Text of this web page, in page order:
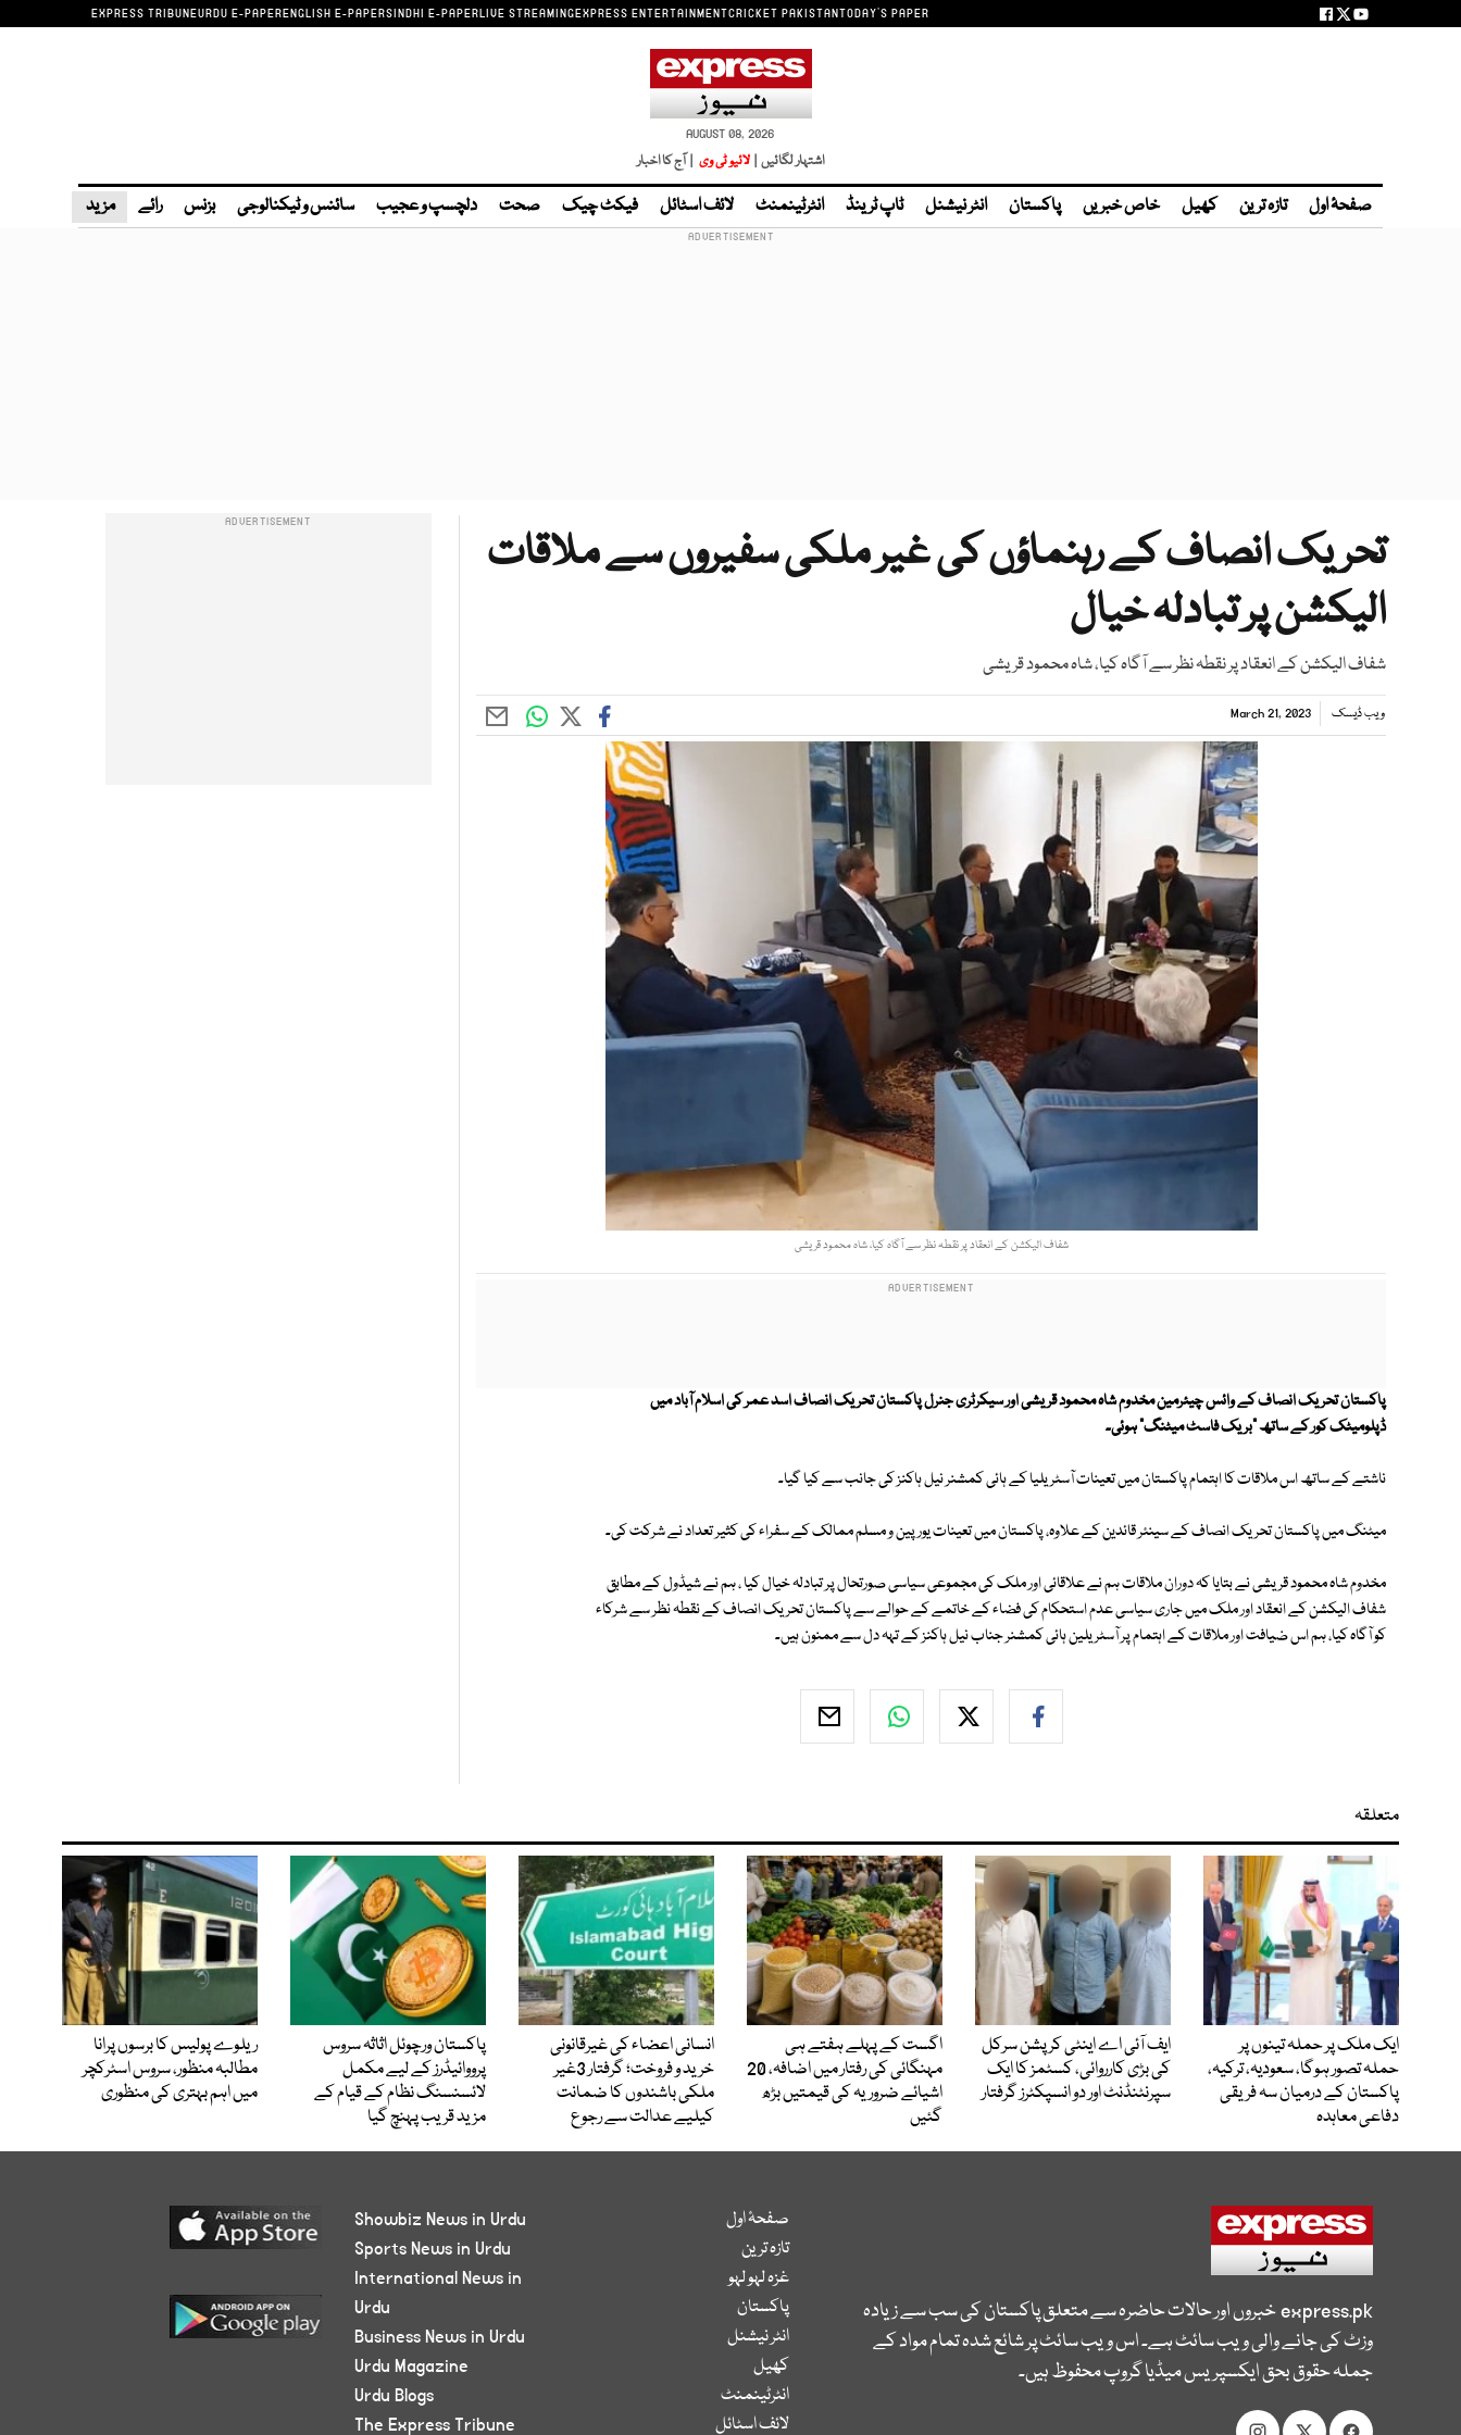
EXPRESS TRIBUNEURDU E-PAPERENGLISH E-PAPERSINDHI E-PAPERLIVE STREAMINGEXPRESS ENTERTAINMENTCRICKET PAKISTANTODAY'S PAPER
AUGUST 08, 2026
اشتہار لگائیں | لائیو ٹی وی | آج کا اخبار
صفحۂ اول تازہ ترین کھیل خاص خبریں پاکستان انٹر نیشنل ٹاپ ٹرینڈ انٹرٹینمنٹ لائف اسٹائل فیکٹ چیک صحت دلچسپ و عجیب سائنس و ٹیکنالوجی بزنس رائے مزید
تحریک انصاف کے رہنماؤں کی غیر ملکی سفیروں سے ملاقات
الیکشن پر تبادلہ خیال
شفاف الیکشن کے انعقاد پر نقطہ نظر سے آگاہ کیا، شاہ محمود قریشی
ویب ڈیسک March 21, 2023
شفاف الیکشن کے انعقاد پر نقطہ نظر سے آگاہ کیا، شاہ محمود قریشی
پاکستان تحریک انصاف کے وائس چیئرمین مخدوم شاہ محمود قریشی اور سیکرٹری جنرل پاکستان تحریک انصاف اسد عمر کی اسلام آباد میں
ڈپلومیٹک کور کے ساتھ "بریک فاسٹ میٹنگ" ہوئی۔
ناشتے کے ساتھ اس ملاقات کا اہتمام پاکستان میں تعینات آسٹریلیا کے ہائی کمشنر نیل ہاکنز کی جانب سے کیا گیا۔
میٹنگ میں پاکستان تحریک انصاف کے سینئر قائدین کے علاوہ، پاکستان میں تعینات یورپین و مسلم ممالک کے سفراء کی کثیر تعداد نے شرکت کی۔
مخدوم شاہ محمود قریشی نے بتایا کہ دوران ملاقات ہم نے علاقائی اور ملک کی مجموعی سیاسی صورتحال پر تبادلہ خیال کیا ، ہم نے شیڈول کے مطابق
شفاف الیکشن کے انعقاد اور ملک میں جاری سیاسی عدم استحکام کی فضاء کے خاتمے کے حوالے سے پاکستان تحریک انصاف کے نقطہ نظر سے شرکاء
کو آگاہ کیا، ہم اس ضیافت اور ملاقات کے اہتمام پر آسٹریلین ہائی کمشنر جناب نیل ہاکنز کے تہہ دل سے ممنون ہیں۔
متعلقہ
ایک ملک پر حملہ تینوں پر
حملہ تصور ہوگا، سعودیہ، ترکیہ،
پاکستان کے درمیان سہ فریقی
دفاعی معاہدہ
ایف آئی اے اینٹی کرپشن سرکل
کی بڑی کارروائی، کسٹمز کا ایک
سپرنٹنڈنٹ اور دو انسپکٹرز گرفتار
اگست کے پہلے ہفتے ہی
مہنگائی کی رفتار میں اضافہ، 20
اشیائے ضروریہ کی قیمتیں بڑھ
گئیں
انسانی اعضاء کی غیرقانونی
خرید و فروخت؛ گرفتار 3غیر
ملکی باشندوں کا ضمانت
کیلیے عدالت سے رجوع
پاکستان ورچوئل اثاثہ سروس
پرووائیڈرز کے لیے مکمل
لائسنسنگ نظام کے قیام کے
مزید قریب پہنچ گیا
ریلوے پولیس کا برسوں پرانا
مطالبہ منظور، سروس اسٹرکچر
میں اہم بہتری کی منظوری
express.pkخبروں اور حالات حاضرہ سے متعلق پاکستان کی سب سے زیادہ
وزٹ کی جانے والی ویب سائٹ ہے۔ اس ویب سائٹ پر شائع شدہ تمام مواد کے
جملہ حقوق بحق ایکسپریس میڈیا گروپ محفوظ ہیں۔
صفحۂ اول
تازہ ترین
غزہ لہو لہو
پاکستان
انٹر نیشنل
کھیل
انٹرٹینمنٹ
لائف اسٹائل
Showbiz News in Urdu
Sports News in Urdu
International News in
Urdu
Business News in Urdu
Urdu Magazine
Urdu Blogs
The Express Tribune